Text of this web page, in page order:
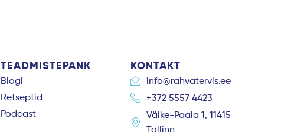
TEADMISTEPANK
Blogi
Retseptid
Podcast
KONTAKT
info@rahvatervis.ee
+372 5557 4423
Väike-Paala 1, 11415